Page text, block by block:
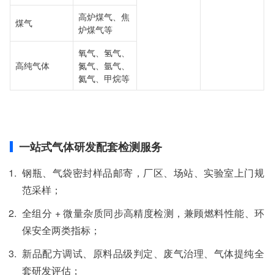
煤气
高炉煤气、焦
炉煤气等
高纯气体
氧气、氢气、
氮气、氩气、
氦气、甲烷等
一站式气体研发配套检测服务
钢瓶、气袋密封样品邮寄，厂区、场站、实验室上门规
范采样；
全组分 + 微量杂质同步高精度检测，兼顾燃料性能、环
保安全两类指标；
新品配方调试、原料品级判定、废气治理、气体提纯全
套研发评估；